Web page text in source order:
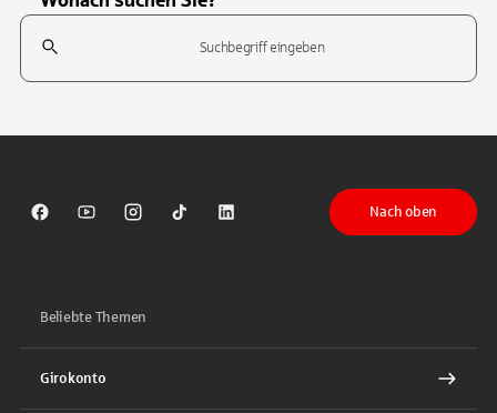
Suchfeld
Sparkasse auf Facebook
Sparkasse auf Youtube
Sparkasse auf Instagram
Sparkasse auf TikTok
Sparkasse auf LinkedIn
Nach oben
Beliebte Themen
Girokonto